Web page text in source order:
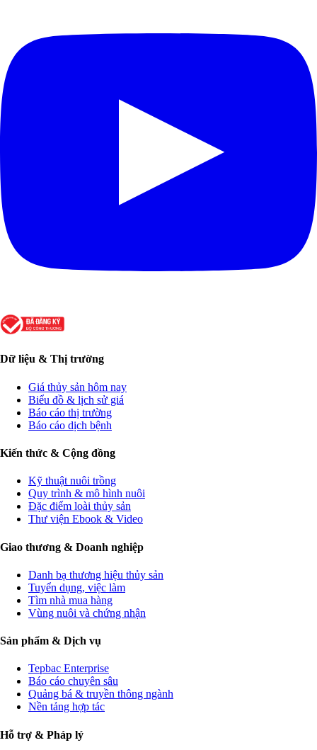
Dữ liệu & Thị trường
Giá thủy sản hôm nay
Biểu đồ & lịch sử giá
Báo cáo thị trường
Báo cáo dịch bệnh
Kiến thức & Cộng đồng
Kỹ thuật nuôi trồng
Quy trình & mô hình nuôi
Đặc điểm loài thủy sản
Thư viện Ebook & Video
Giao thương & Doanh nghiệp
Danh bạ thương hiệu thủy sản
Tuyển dụng, việc làm
Tìm nhà mua hàng
Vùng nuôi và chứng nhận
Sản phẩm & Dịch vụ
Tepbac Enterprise
Báo cáo chuyên sâu
Quảng bá & truyền thông ngành
Nền tảng hợp tác
Hỗ trợ & Pháp lý